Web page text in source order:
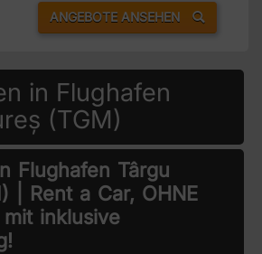
ANGEBOTE ANSEHEN
in Flughafen
(TGM)
Flughafen Târgu
| Rent a Car, OHNE
inklusive